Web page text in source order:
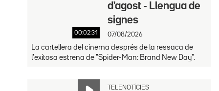
00:02:31
d'agost - Llengua de
signes
07/08/2026
La cartellera del cinema després de la ressaca de
l'exitosa estrena de "Spider-Man: Brand New Day".
TELENOTÍCIES